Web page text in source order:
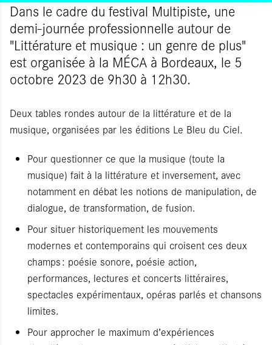
Dans le cadre du festival Multipiste, une
demi-journée professionnelle autour de
"Littérature et musique : un genre de plus"
est organisée à la MÉCA à Bordeaux, le 5
octobre 2023 de 9h30 à 12h30.
Deux tables rondes autour de la littérature et de la
musique, organisées par les éditions Le Bleu du Ciel.
Pour questionner ce que la musique (toute la
musique) fait à la littérature et inversement, avec
notamment en débat les notions de manipulation, de
dialogue, de transformation, de fusion.
Pour situer historiquement les mouvements
modernes et contemporains qui croisent ces deux
champs : poésie sonore, poésie action,
performances, lectures et concerts littéraires,
spectacles expérimentaux, opéras parlés et chansons
limites.
Pour approcher le maximum d’expériences